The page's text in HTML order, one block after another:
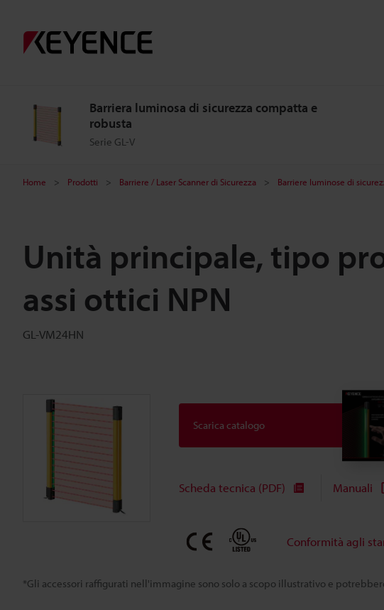
Barriera luminosa di sicurezza compatta e
robusta
Serie GL-V
Home Prodotti Barriere / Laser Scanner di Sicurezza Barriere luminose di
Unità principale, tipo
assi ottici NPN
GL-VM24HN
*Gli accessori raffigurati nell'immagine sono solo a scopo illustrativo e
Scarica catalogo
Scheda tecnica (PDF) Manuali
Conformità agli